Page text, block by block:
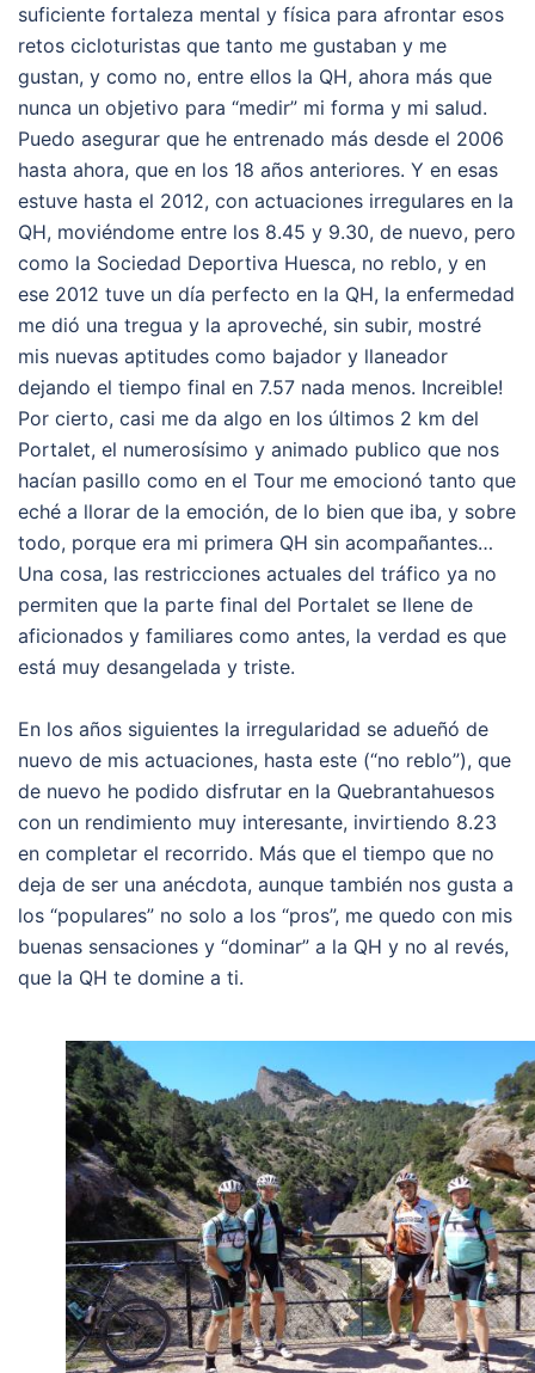
suficiente fortaleza mental y física para afrontar esos
retos cicloturistas que tanto me gustaban y me
gustan, y como no, entre ellos la QH, ahora más que
nunca un objetivo para “medir” mi forma y mi salud.
Puedo asegurar que he entrenado más desde el 2006
hasta ahora, que en los 18 años anteriores. Y en esas
estuve hasta el 2012, con actuaciones irregulares en la
QH, moviéndome entre los 8.45 y 9.30, de nuevo, pero
como la Sociedad Deportiva Huesca, no reblo, y en
ese 2012 tuve un día perfecto en la QH, la enfermedad
me dió una tregua y la aproveché, sin subir, mostré
mis nuevas aptitudes como bajador y llaneador
dejando el tiempo final en 7.57 nada menos. Increible!
Por cierto, casi me da algo en los últimos 2 km del
Portalet, el numerosísimo y animado publico que nos
hacían pasillo como en el Tour me emocionó tanto que
eché a llorar de la emoción, de lo bien que iba, y sobre
todo, porque era mi primera QH sin acompañantes…
Una cosa, las restricciones actuales del tráfico ya no
permiten que la parte final del Portalet se llene de
aficionados y familiares como antes, la verdad es que
está muy desangelada y triste.
En los años siguientes la irregularidad se adueñó de
nuevo de mis actuaciones, hasta este (“no reblo”), que
de nuevo he podido disfrutar en la Quebrantahuesos
con un rendimiento muy interesante, invirtiendo 8.23
en completar el recorrido. Más que el tiempo que no
deja de ser una anécdota, aunque también nos gusta a
los “populares” no solo a los “pros”, me quedo con mis
buenas sensaciones y “dominar” a la QH y no al revés,
que la QH te domine a ti.